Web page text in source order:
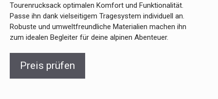
Tourenrucksack optimalen Komfort und Funktionalität.
Passe ihn dank vielseitigem Tragesystem individuell an.
Robuste und umweltfreundliche Materialien machen ihn
zum idealen Begleiter für deine alpinen Abenteuer.
Preis prüfen